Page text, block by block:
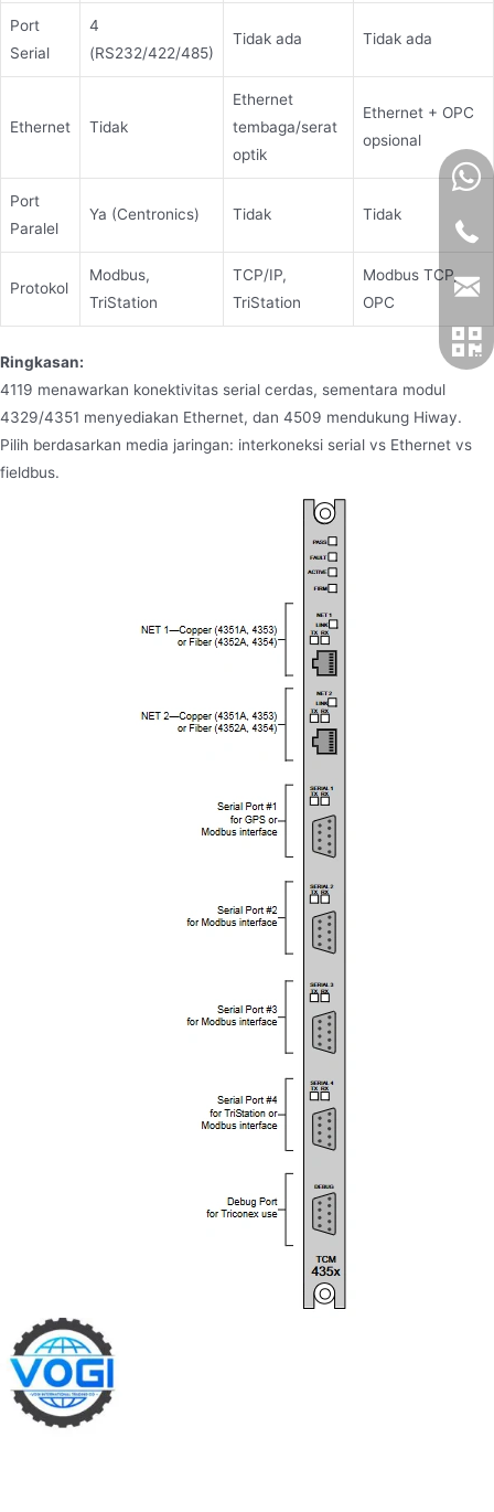
Port
Serial
4
(RS232/422/485)
Tidak ada Tidak ada
Ethernet Tidak
Ethernet
tembaga/serat
optik
Ethernet + OPC
opsional
Port
Paralel
Ya (Centronics) Tidak Tidak
Protokol
Modbus,
TriStation
TCP/IP,
TriStation
Modbus TCP,
OPC
Ringkasan:
4119 menawarkan konektivitas serial cerdas, sementara modul
4329/4351 menyediakan Ethernet, dan 4509 mendukung Hiway.
Pilih berdasarkan media jaringan: interkoneksi serial vs Ethernet vs
fieldbus.